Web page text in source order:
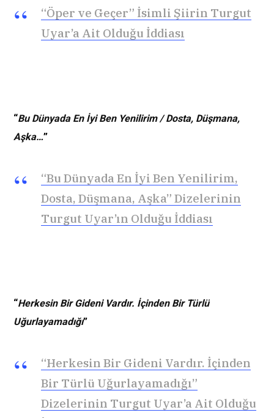
“Öper ve Geçer” İsimli Şiirin Turgut
Uyar’a Ait Olduğu İddiası
“Bu Dünyada En İyi Ben Yenilirim / Dosta, Düşmana,
Aşka…”
“Bu Dünyada En İyi Ben Yenilirim,
Dosta, Düşmana, Aşka” Dizelerinin
Turgut Uyar’ın Olduğu İddiası
“Herkesin Bir Gideni Vardır. İçinden Bir Türlü
Uğurlayamadığı”
“Herkesin Bir Gideni Vardır. İçinden
Bir Türlü Uğurlayamadığı”
Dizelerinin Turgut Uyar’a Ait Olduğu